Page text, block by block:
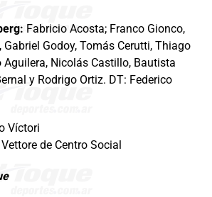
Fabricio Acosta; Franco Gionco,
Godoy, Tomás Cerutti, Thiago
Aguilera, Nicolás Castillo, Bautista
y Rodrigo Ortiz. DT: Federico
Víctori
de Centro Social